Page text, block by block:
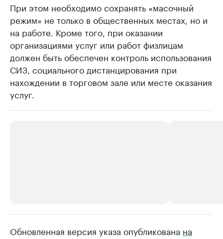
При этом необходимо сохранять «масочный
режим» не только в общественных местах, но и
на работе. Кроме того, при оказании
организациями услуг или работ физлицам
должен быть обеспечен контроль использования
СИЗ, социального дистанцирования при
нахождении в торговом зале или месте оказания
услуг.
РБК Компании
Обновленная версия указа опубликована на